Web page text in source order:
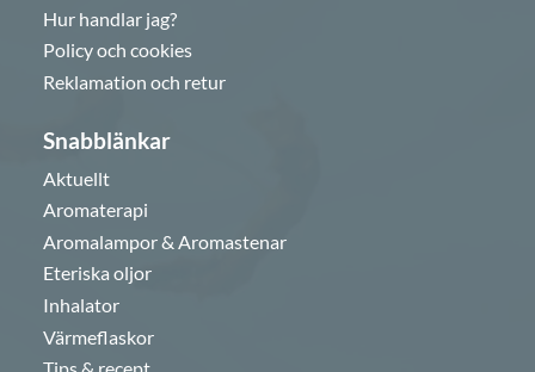
Hur handlar jag?
Policy och cookies
Reklamation och retur
Snabblänkar
Aktuellt
Aromaterapi
Aromalampor & Aromastenar
Eteriska oljor
Inhalator
Värmeflaskor